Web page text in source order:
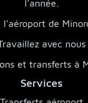
l’année.
de
avec nous
et transferts à
Services